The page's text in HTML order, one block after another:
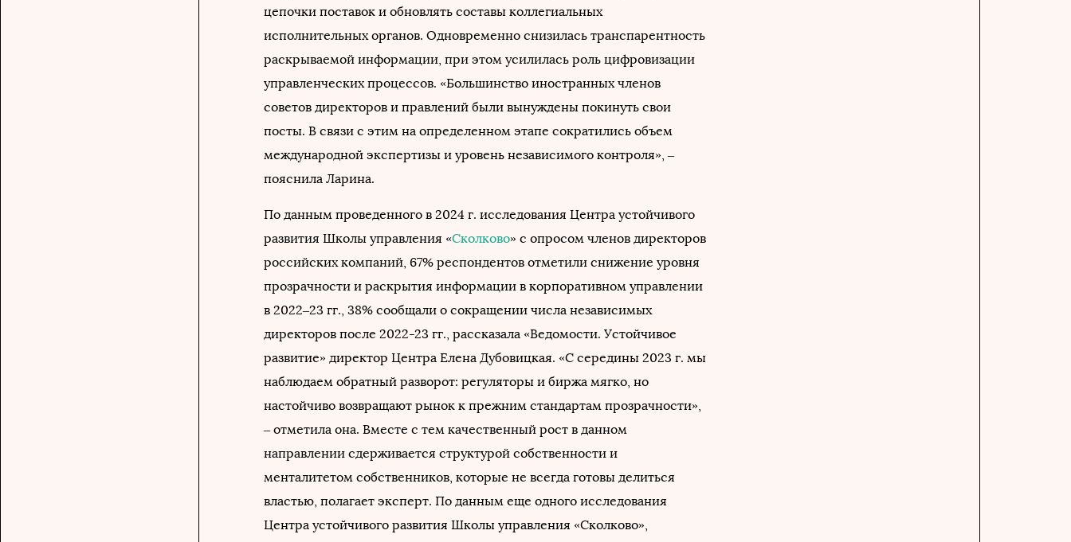
цепочки поставок и обновлять составы коллегиальных
исполнительных органов. Одновременно снизилась транспарентность
раскрываемой информации, при этом усилилась роль цифровизации
управленческих процессов. «Большинство иностранных членов
советов директоров и правлений были вынуждены покинуть свои
посты. В связи с этим на определенном этапе сократились объем
международной экспертизы и уровень независимого контроля», –
пояснила Ларина.
По данным проведенного в 2024 г. исследования Центра устойчивого
развития Школы управления «Сколково» с опросом членов директоров
российских компаний, 67% респондентов отметили снижение уровня
прозрачности и раскрытия информации в корпоративном управлении
в 2022–23 гг., 38% сообщали о сокращении числа независимых
директоров после 2022-23 гг., рассказала «Ведомости. Устойчивое
развитие» директор Центра Елена Дубовицкая. «С середины 2023 г. мы
наблюдаем обратный разворот: регуляторы и биржа мягко, но
настойчиво возвращают рынок к прежним стандартам прозрачности»,
– отметила она. Вместе с тем качественный рост в данном
направлении сдерживается структурой собственности и
менталитетом собственников, которые не всегда готовы делиться
властью, полагает эксперт. По данным еще одного исследования
Центра устойчивого развития Школы управления «Сколково»,